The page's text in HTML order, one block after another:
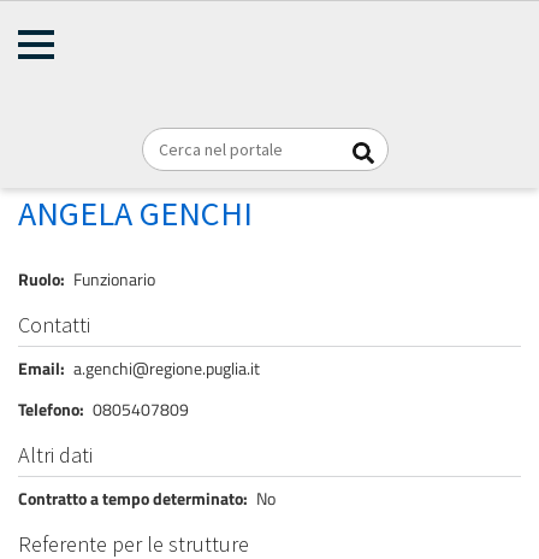
Briciole
Home
GENCHI ANGELA
ANGELA GENCHI
Ruolo Funzionario
Contatti
Email a.genchi@regione.puglia.it
Telefono 0805407809
Altri dati
Contratto a tempo determinato No
Referente per le strutture